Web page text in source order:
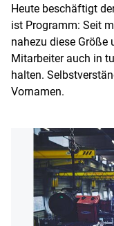
Heute beschäftigt
ist Programm: Seit
nahezu diese
Mitarbeiter auch in
halten.
Vornamen.